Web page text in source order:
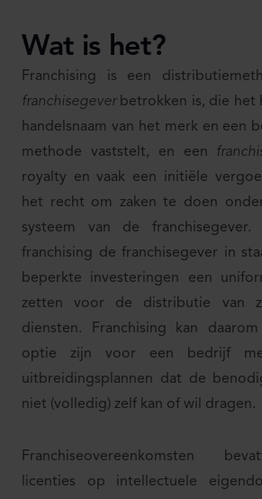
Wat is het?
Franchising is een
franchisegeverbetrokken is, die het
handelsnaam van het merk en een
methode vaststelt, en een
royalty en vaak een initiële
het recht om zaken te doen
systeem van de
franchising de franchisegever in
beperkte investeringen een
zetten voor de distributie van
diensten. Franchising kan
optie zijn voor een bedrijf
uitbreidingsplannen dat de
niet (volledig) zelf kan of wil dragen.
Franchiseovereenkomsten
licenties op intellectuele